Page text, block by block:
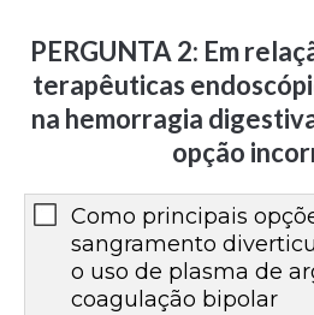
PERGUNTA 2: Em
terapêuticas
na hemorragia
opção
Como principais
sangramento
o uso de plasma de
coagulação bipolar